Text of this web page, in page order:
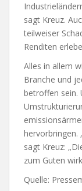
sagt Kreuz.
teilweiser
Renditen
Alles in allem
Branche und
betroffen sein.
hervorbringen.
sagt Kreuz:
zum Guten
Quelle: